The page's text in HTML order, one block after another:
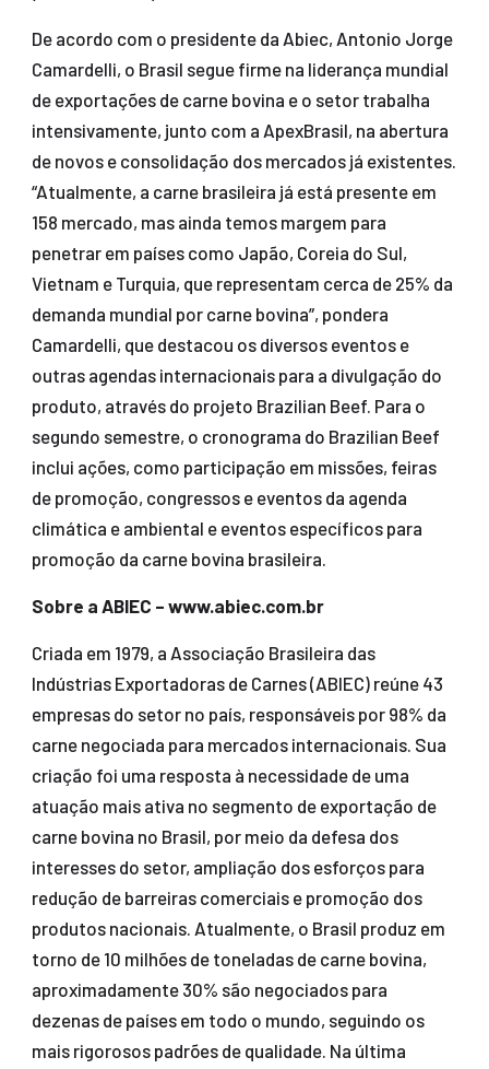
De acordo com o presidente da Abiec, Antonio Jorge
Camardelli, o Brasil segue firme na liderança mundial
de exportações de carne bovina e o setor trabalha
intensivamente, junto com a ApexBrasil, na abertura
de novos e consolidação dos mercados já existentes.
“Atualmente, a carne brasileira já está presente em
158 mercado, mas ainda temos margem para
penetrar em países como Japão, Coreia do Sul,
Vietnam e Turquia, que representam cerca de 25% da
demanda mundial por carne bovina”, pondera
Camardelli, que destacou os diversos eventos e
outras agendas internacionais para a divulgação do
produto, através do projeto Brazilian Beef. Para o
segundo semestre, o cronograma do Brazilian Beef
inclui ações, como participação em missões, feiras
de promoção, congressos e eventos da agenda
climática e ambiental e eventos específicos para
promoção da carne bovina brasileira.
Sobre a ABIEC – www.abiec.com.br
Criada em 1979, a Associação Brasileira das
Indústrias Exportadoras de Carnes (ABIEC) reúne 43
empresas do setor no país, responsáveis por 98% da
carne negociada para mercados internacionais. Sua
criação foi uma resposta à necessidade de uma
atuação mais ativa no segmento de exportação de
carne bovina no Brasil, por meio da defesa dos
interesses do setor, ampliação dos esforços para
redução de barreiras comerciais e promoção dos
produtos nacionais. Atualmente, o Brasil produz em
torno de 10 milhões de toneladas de carne bovina,
aproximadamente 30% são negociados para
dezenas de países em todo o mundo, seguindo os
mais rigorosos padrões de qualidade. Na última